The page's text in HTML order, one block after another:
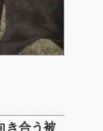
き合う被